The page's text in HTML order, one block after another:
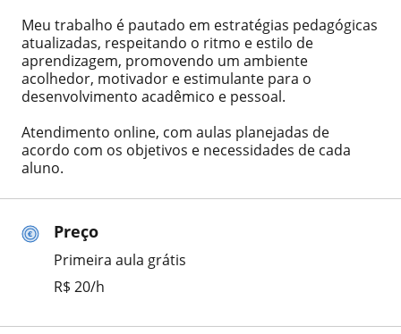
Preço
Primeira aula grátis
R$ 20/h
Meu trabalho é pautado em estratégias pedagógicas
atualizadas, respeitando o ritmo e estilo de
aprendizagem, promovendo um ambiente
acolhedor, motivador e estimulante para o
desenvolvimento acadêmico e pessoal.
Atendimento online, com aulas planejadas de
acordo com os objetivos e necessidades de cada
aluno.